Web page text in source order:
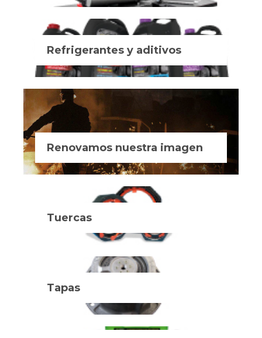
Refrigerantes y aditivos
Renovamos nuestra imagen
Tuercas
Tapas